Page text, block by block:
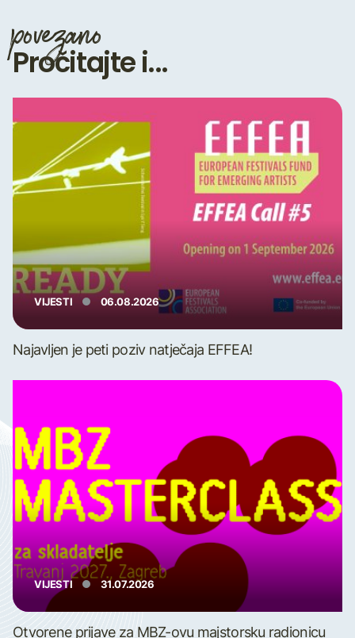
povezano
Pročitajte i...
VIJESTI 06.08.2026
Najavljen je peti poziv natječaja EFFEA!
VIJESTI 31.07.2026
Otvorene prijave za MBZ-ovu majstorsku radionicu